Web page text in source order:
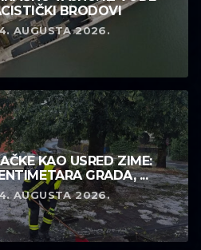
BRODOVI
AUGUSTA 2026.
KAO USRED ZIME:
GRADA, ...
AUGUSTA 2026.